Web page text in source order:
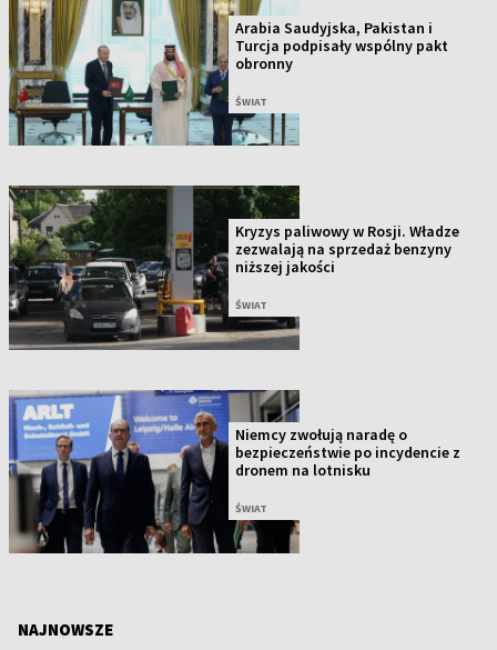
Arabia Saudyjska, Pakistan i
Turcja podpisały wspólny pakt
obronny
ŚWIAT
Kryzys paliwowy w Rosji. Władze
zezwalają na sprzedaż benzyny
niższej jakości
ŚWIAT
Niemcy zwołują naradę o
bezpieczeństwie po incydencie z
dronem na lotnisku
ŚWIAT
NAJNOWSZE